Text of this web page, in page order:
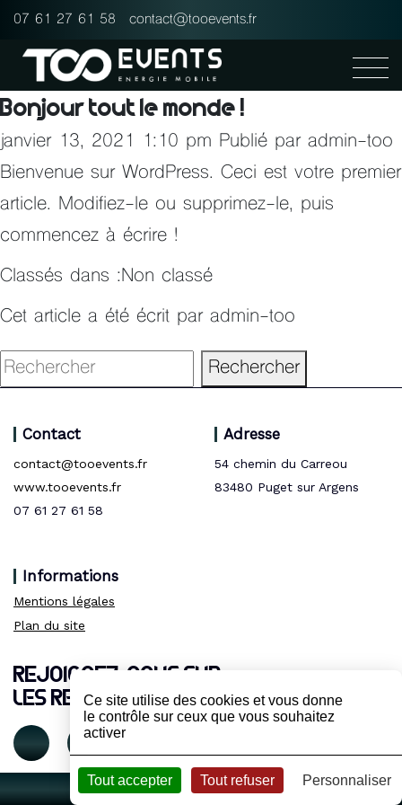
07 61 27 61 58 contact@tooevents.fr
Bonjour tout le monde !
janvier 13, 2021 1:10 pm Publié par admin-too
Bienvenue sur WordPress. Ceci est votre premier
article. Modifiez-le ou supprimez-le, puis
commencez à écrire !
Classés dans :Non classé
Cet article a été écrit par admin-too
Rechercher
Contact
contact@tooevents.fr
www.tooevents.fr
07 61 27 61 58
Adresse
54 chemin du Carreou
83480 Puget sur Argens
Informations
Mentions légales
Plan du site
REJOIGNEZ-NOUS SUR
LES RESEAUX :
VCOMK - 2021
Panneau de gestion des cookies
Ce site utilise des cookies et vous donne
le contrôle sur ceux que vous souhaitez
activer
Tout accepter Tout refuser Personnaliser